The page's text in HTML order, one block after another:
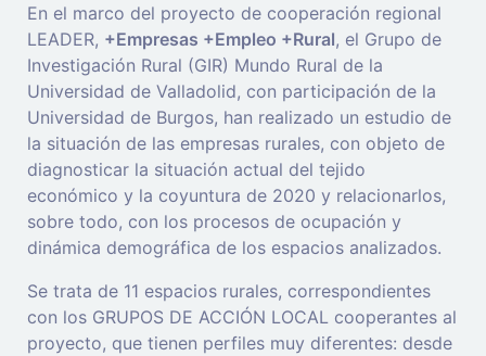
En el marco del proyecto de cooperación regional
LEADER, +Empresas +Empleo +Rural, el Grupo de
Investigación Rural (GIR) Mundo Rural de la
Universidad de Valladolid, con participación de la
Universidad de Burgos, han realizado un estudio de
la situación de las empresas rurales, con objeto de
diagnosticar la situación actual del tejido
económico y la coyuntura de 2020 y relacionarlos,
sobre todo, con los procesos de ocupación y
dinámica demográfica de los espacios analizados.
Se trata de 11 espacios rurales, correspondientes
con los GRUPOS DE ACCIÓN LOCAL cooperantes al
proyecto, que tienen perfiles muy diferentes: desde